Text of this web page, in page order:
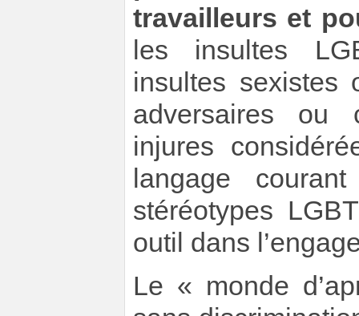
travailleurs et
les insultes
insultes sexistes
adversaires ou
injures
langage
stéréotypes
outil dans
Le « monde